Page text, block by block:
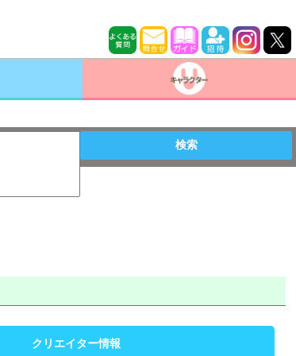
検索
クリエイター情報